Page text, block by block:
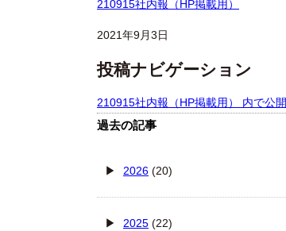
210915社内報（HP掲載用）
2021年9月3日
投稿ナビゲーション
210915社内報（HP掲載用） 内で公開
過去の記事
2026 (20)
2025 (22)